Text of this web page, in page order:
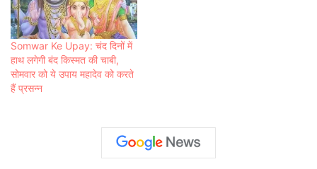
Somwar Ke Upay: चंद दिनों में
हाथ लगेगी बंद किस्मत की चाबी,
सोमवार को ये उपाय महादेव को करते
हैं प्रसन्न